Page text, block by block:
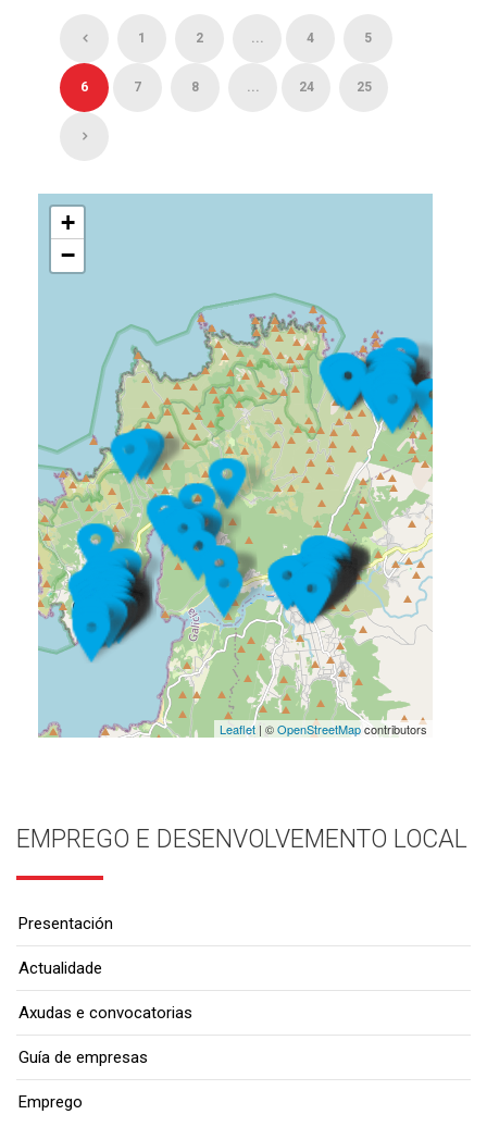
1 2 ... 4 5
6 7 8 ... 24 25
+
−
Leaflet| ©OpenStreetMapcontributors
EMPREGO E DESENVOLVEMENTO LOCAL
Presentación
Actualidade
Axudas e convocatorias
Guía de empresas
Emprego